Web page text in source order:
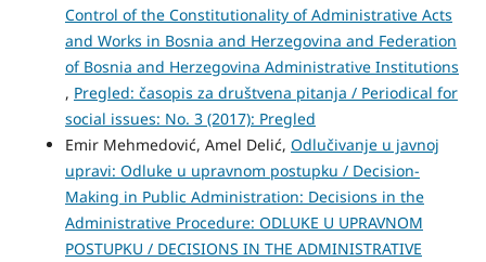
Control of the Constitutionality of Administrative Acts
and Works in Bosnia and Herzegovina and Federation
of Bosnia and Herzegovina Administrative Institutions
, Pregled: časopis za društvena pitanja / Periodical for
social issues: No. 3 (2017): Pregled
Emir Mehmedović, Amel Delić, Odlučivanje u javnoj
upravi: Odluke u upravnom postupku / Decision-
Making in Public Administration: Decisions in the
Administrative Procedure: ODLUKE U UPRAVNOM
POSTUPKU / DECISIONS IN THE ADMINISTRATIVE